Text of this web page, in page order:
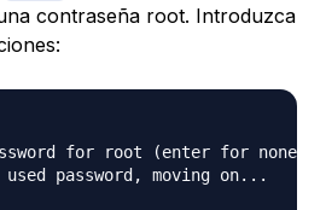
contraseña root. Introduzca
for root (enter for none):
password, moving on...